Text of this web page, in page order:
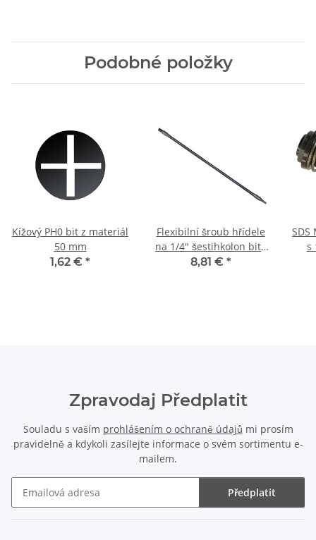
Podobné položky
Kížový PH0 bit z materiál
50 mm
1,62 € *
Flexibilní šroub hřídele
na 1/4" šestihkolon bits
460 mm
8,81 € *
SDS
s
Zpravodaj Předplatit
Souladu s vaším prohlášením o ochraně údajů mi prosím
pravidelně a kdykoli zasílejte informace o svém sortimentu e-
mailem.
Předplatit